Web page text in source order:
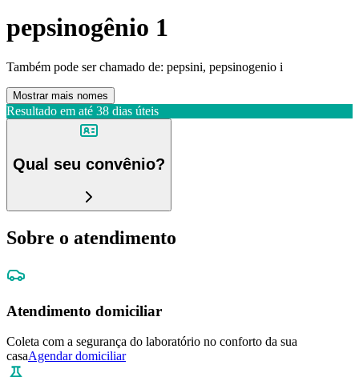
pepsinogênio 1
Também pode ser chamado de: pepsini, pepsinogenio i
Mostrar mais nomes
Resultado em até 38 dias úteis
Qual seu convênio?
Sobre o atendimento
Atendimento domiciliar
Coleta com a segurança do laboratório no conforto da sua
casaAgendar domiciliar